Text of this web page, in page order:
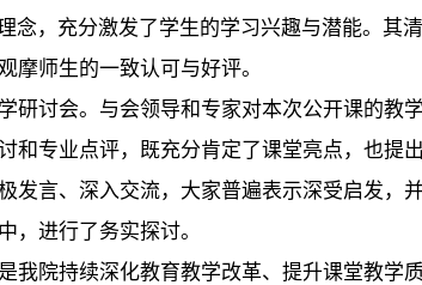
念，充分激发了学生的学习兴趣与潜能。其
摩师生的一致认可与好评。
研讨会。与会领导和专家对本次公开课的教
和专业点评，既充分肯定了课堂亮点，也提
发言、深入交流，大家普遍表示深受启发，
，进行了务实探讨。
我院持续深化教育教学改革、提升课堂教学